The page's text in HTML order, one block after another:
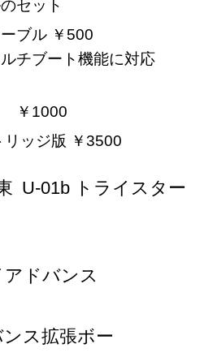
セット
ブル ￥500
チブート機能に対応
￥1000
リッジ版 ￥3500
U-01b トライスター
アドバンス
ス拡張ボー